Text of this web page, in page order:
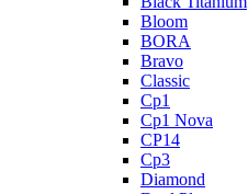
Bloom
BORA
Bravo
Classic
Cp1
Cp1 Nova
CP14
Cp3
Diamond